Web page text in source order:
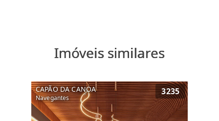
Imóveis similares
CAPÃO DA CANOA
Navegantes
3235